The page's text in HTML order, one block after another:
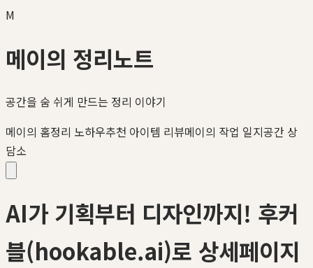
M
메이의 정리노트
공간을 숨 쉬게 만드는 정리 이야기
메이의 홈정리 노하우추천 아이템 리뷰메이의 작업 일지공간 상
담소
AI가 기획부터 디자인까지! 후커
블(hookable.ai)로 상세페이지